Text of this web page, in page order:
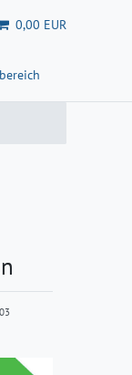
0,00 EUR